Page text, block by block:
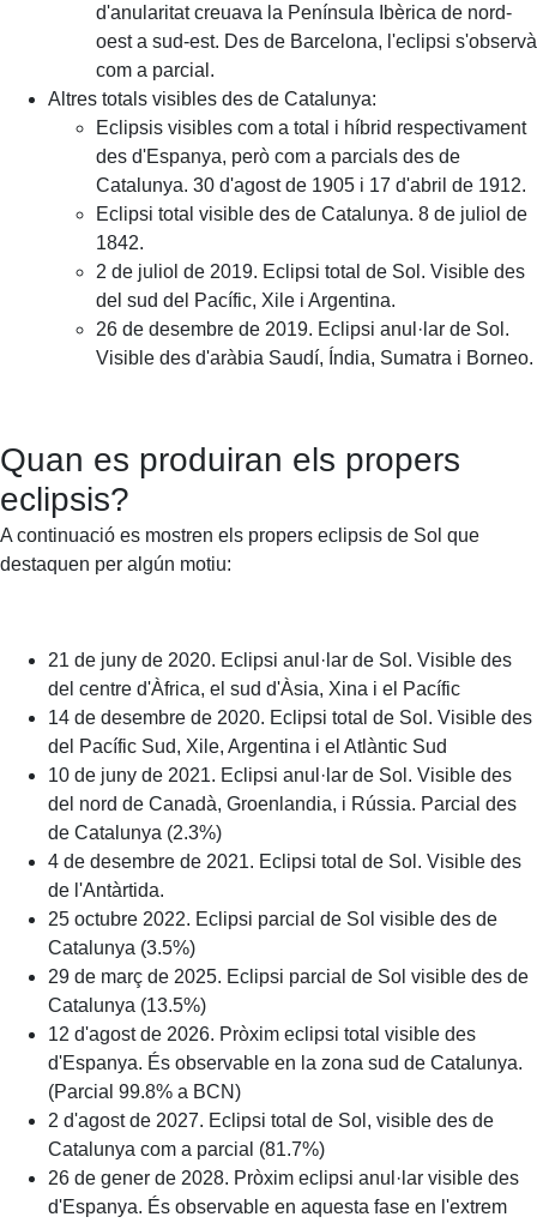
d'anularitat creuava la Península Ibèrica de nord-
oest a sud-est. Des de Barcelona, l'eclipsi s'observà
com a parcial.
Altres totals visibles des de Catalunya:
Eclipsis visibles com a total i híbrid respectivament
des d'Espanya, però com a parcials des de
Catalunya. 30 d'agost de 1905 i 17 d'abril de 1912.
Eclipsi total visible des de Catalunya. 8 de juliol de
1842.
2 de juliol de 2019. Eclipsi total de Sol. Visible des
del sud del Pacífic, Xile i Argentina.
26 de desembre de 2019. Eclipsi anul·lar de Sol.
Visible des d'aràbia Saudí, Índia, Sumatra i Borneo.
Quan es produiran els propers
eclipsis?
A continuació es mostren els propers eclipsis de Sol que
destaquen per algún motiu:
21 de juny de 2020. Eclipsi anul·lar de Sol. Visible des
del centre d'Àfrica, el sud d'Àsia, Xina i el Pacífic
14 de desembre de 2020. Eclipsi total de Sol. Visible des
del Pacífic Sud, Xile, Argentina i el Atlàntic Sud
10 de juny de 2021. Eclipsi anul·lar de Sol. Visible des
del nord de Canadà, Groenlandia, i Rússia. Parcial des
de Catalunya (2.3%)
4 de desembre de 2021. Eclipsi total de Sol. Visible des
de l'Antàrtida.
25 octubre 2022. Eclipsi parcial de Sol visible des de
Catalunya (3.5%)
29 de març de 2025. Eclipsi parcial de Sol visible des de
Catalunya (13.5%)
12 d'agost de 2026. Pròxim eclipsi total visible des
d'Espanya. És observable en la zona sud de Catalunya.
(Parcial 99.8% a BCN)
2 d'agost de 2027. Eclipsi total de Sol, visible des de
Catalunya com a parcial (81.7%)
26 de gener de 2028. Pròxim eclipsi anul·lar visible des
d'Espanya. És observable en aquesta fase en l'extrem